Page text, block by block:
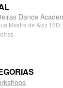
Dance
Mestre de Aviz